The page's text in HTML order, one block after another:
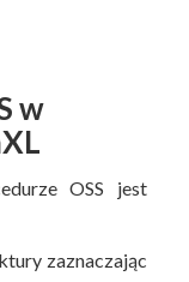
w
OSS jest
zaznaczając